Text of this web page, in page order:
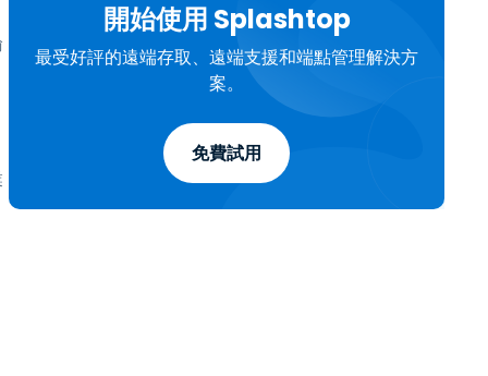
開始使用 Splashtop
最受好評的遠端存取、遠端支援和端點管理解決方
案。
免費試用